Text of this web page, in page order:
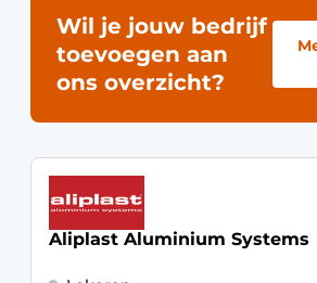
Wil je jouw bedrijf
toevoegen aan
ons overzicht?
Aliplast Aluminium Systems